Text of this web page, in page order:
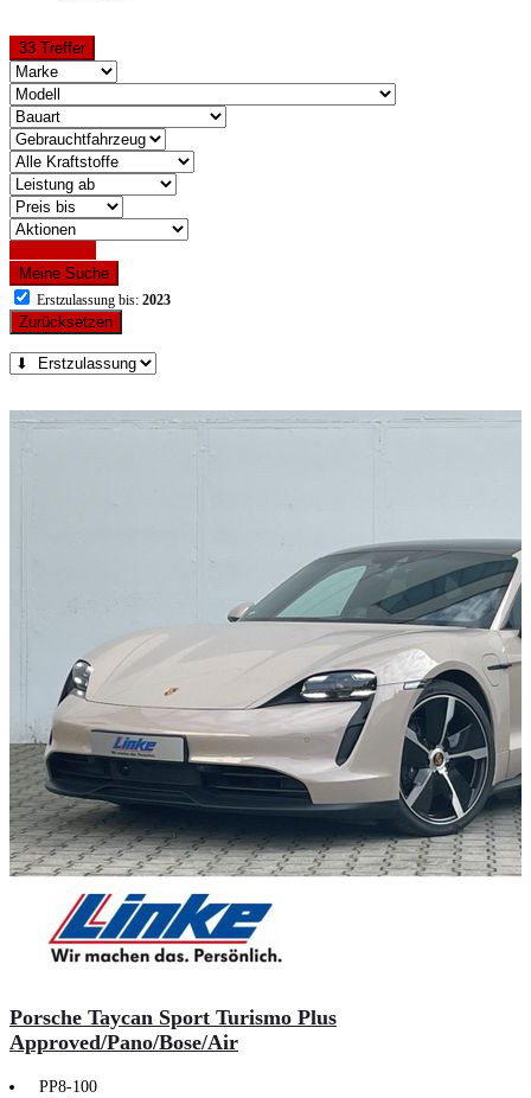
33 Treffer
Meine Suche
Erstzulassung bis: 2023
Zurücksetzen
Porsche Taycan Sport Turismo Plus
Approved/Pano/Bose/Air
PP8-100